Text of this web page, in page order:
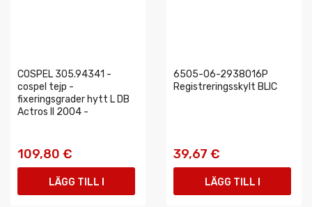
COSPEL 305.94341 -
cospel tejp -
fixeringsgrader hytt L DB
Actros II 2004 -
109,80 €
LÄGG TILL I
6505-06-2938016P
Registreringsskylt BLIC
39,67 €
LÄGG TILL I